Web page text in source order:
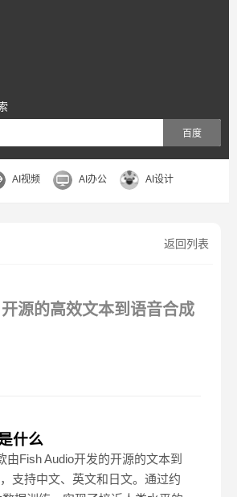
百度
AI视频 AI办公 AI设计
返回列表
源的高效文本到语音合成
什么
由Fish Audio开发的开源的文本到
支持中文、英文和日文。通过约